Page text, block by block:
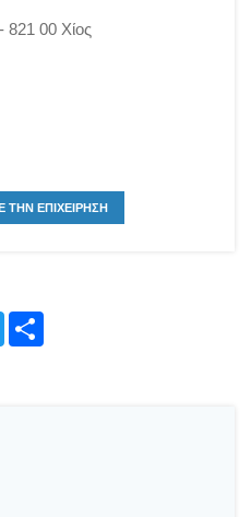
821 00 Χίος
ΤΗΝ ΕΠΙΧΕΙΡΗΣΗ
Twitte